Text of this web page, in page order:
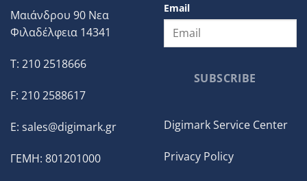
Μαιάνδρου 90 Νεα
Φιλαδέλφεια 14341
T: 210 2518666
F: 210 2588617
E: sales@digimark.gr
ΓΕΜΗ: 801201000
Email
SUBSCRIBE
Digimark Service Center
Privacy Policy